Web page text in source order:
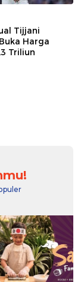
Tijjani
Harga
Triliun